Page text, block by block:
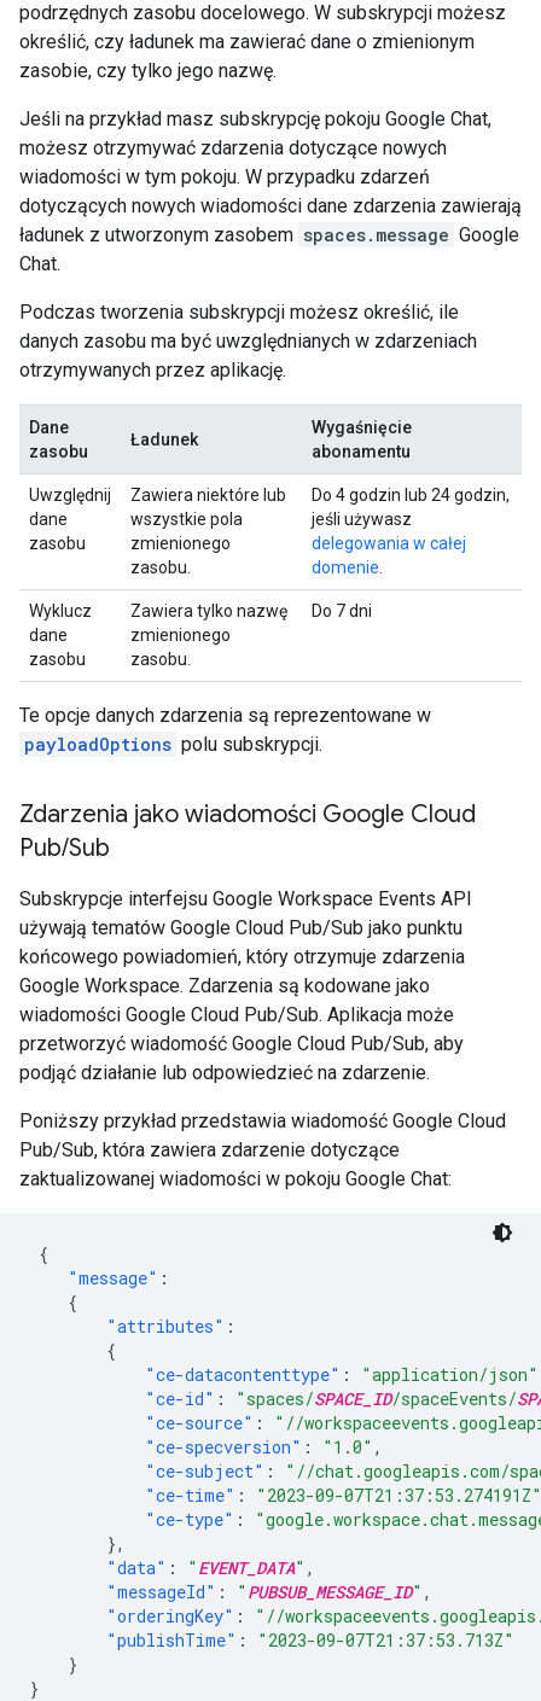
podrzędnych zasobu docelowego. W subskrypcji możesz
określić, czy ładunek ma zawierać dane o zmienionym
zasobie, czy tylko jego nazwę.
Jeśli na przykład masz subskrypcję pokoju Google Chat,
możesz otrzymywać zdarzenia dotyczące nowych
wiadomości w tym pokoju. W przypadku zdarzeń
dotyczących nowych wiadomości dane zdarzenia zawierają
ładunek z utworzonym zasobem spaces.message Google
Chat.
Podczas tworzenia subskrypcji możesz określić, ile
danych zasobu ma być uwzględnianych w zdarzeniach
otrzymywanych przez aplikację.
Dane
zasobu
Ładunek
Wygaśnięcie
abonamentu
Uwzględnij
dane
zasobu
Zawiera niektóre lub
wszystkie pola
zmienionego
zasobu.
Do 4 godzin lub 24 godzin,
jeśli używasz
delegowania w całej
domenie
Wyklucz
dane
zasobu
Zawiera tylko nazwę
zmienionego
zasobu.
Do 7 dni
Te opcje danych zdarzenia są reprezentowane w
payloadOptions polu subskrypcji.
Zdarzenia jako wiadomości Google Cloud
Pub/Sub
Subskrypcje interfejsu Google Workspace Events API
używają tematów Google Cloud Pub/Sub jako punktu
końcowego powiadomień, który otrzymuje zdarzenia
Google Workspace. Zdarzenia są kodowane jako
wiadomości Google Cloud Pub/Sub. Aplikacja może
przetworzyć wiadomość Google Cloud Pub/Sub, aby
podjąć działanie lub odpowiedzieć na zdarzenie.
Poniższy przykład przedstawia wiadomość Google Cloud
Pub/Sub, która zawiera zdarzenie dotyczące
zaktualizowanej wiadomości w pokoju Google Chat:
{
"message" :
{
"attributes" :
{
"ce-datacontenttype" : "application/json"
"ce-id" : "spaces/SPACE_ID/spaceEvents/
"ce-source" :
"//
"ce-specversion" : "1.0" ,
"ce-subject" :
"//chat.googleapis.com/
"ce-time" :
"2023-09-07T21:37:53.274191Z"
"ce-type" :
},
"data" : " EVENT_DATA" ,
"messageId" : " PUBSUB_MESSAGE_ID" ,
"orderingKey" :
"//
"publishTime" :
"2023-09-07T21:37:53.713Z"
}
}